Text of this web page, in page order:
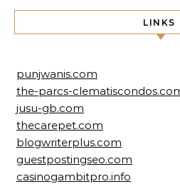
LINKS
punjwanis.com
the-parcs-
jusu-gb.com
thecarepet.com
blogwriterplus.com
guestpostingseo.com
casinogambitpro.info